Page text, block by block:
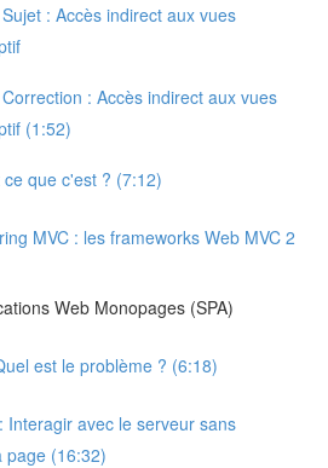
: Accès indirect aux vues
: Accès indirect aux vues
(1:52)
que c'est ? (7:12)
MVC : les frameworks Web MVC 2
Web Monopages (SPA)
est le problème ? (6:18)
Interagir avec le serveur sans
page (16:32)